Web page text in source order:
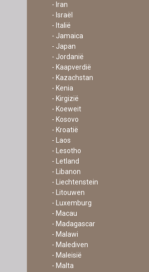
- Iran
- Israël
- Italië
- Jamaica
- Japan
- Jordanië
- Kaapverdië
- Kazachstan
- Kenia
- Kirgizië
- Koeweit
- Kosovo
- Kroatië
- Laos
- Lesotho
- Letland
- Libanon
- Liechtenstein
- Litouwen
- Luxemburg
- Macau
- Madagascar
- Malawi
- Malediven
- Maleisië
- Malta